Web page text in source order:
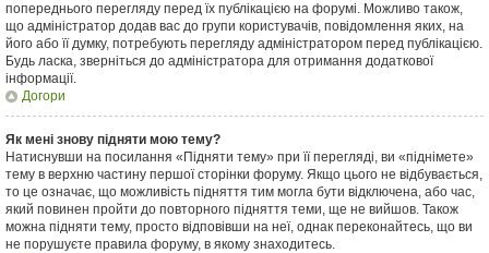
попереднього перегляду перед їх публікацією на форумі. Можливо також,
що адміністратор додав вас до групи користувачів, повідомлення яких, на
його або її думку, потребують перегляду адміністратором перед публікацією.
Будь ласка, зверніться до адміністратора для отримання додаткової
інформації.
Догори
Як мені знову підняти мою тему?
Натиснувши на посилання «Підняти тему» при її перегляді, ви «піднімете»
тему в верхню частину першої сторінки форуму. Якщо цього не відбувається,
то це означає, що можливість підняття тим могла бути відключена, або час,
який повинен пройти до повторного підняття теми, ще не вийшов. Також
можна підняти тему, просто відповівши на неї, однак переконайтесь, що ви
не порушуєте правила форуму, в якому знаходитесь.